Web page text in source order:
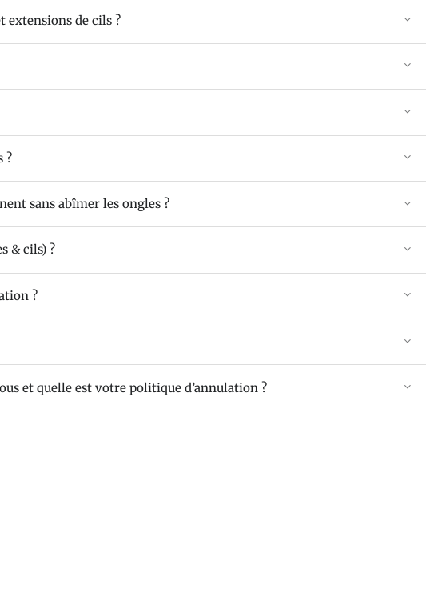
extensions de cils ?
?
sans abîmer les ongles ?
& cils) ?
?
et quelle est votre politique d’annulation ?